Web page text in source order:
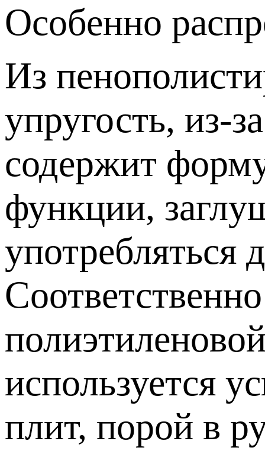
Особенно
Из
упругость, из-
содержит
функции,
употребляться
используется
плит, порой в